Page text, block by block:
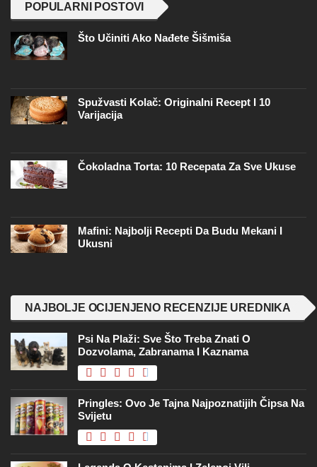
POPULARNI POSTOVI
Što Učiniti Ako Nađete Šišmiša
Spužvasti Kolač: Originalni Recept I 10
Varijacija
Čokoladna Torta: 10 Recepata Za Sve Ukuse
Mafini: Najbolji Recepti Da Budu Mekani I
Ukusni
NAJBOLJE OCIJENJENO RECENZIJE UREDNIKA
Psi Na Plaži: Sve Što Treba Znati O
Dozvolama, Zabranama I Kaznama
Pringles: Ovo Je Tajna Najpoznatijih Čipsa Na
Svijetu